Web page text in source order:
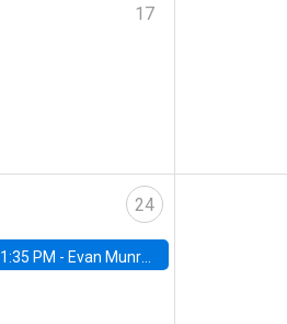
17
24
1:35 PM - Evan Munro, Neyman Visiting Assistant Professor in the Department of Statistics at UC Berkeley